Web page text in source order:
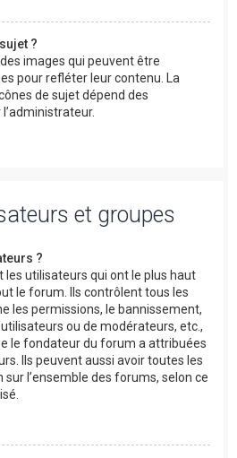
?
images qui peuvent être
pour refléter leur contenu. La
de sujet dépend des
et groupes
?
les utilisateurs qui ont le plus haut
le forum. Ils contrôlent tous les
les permissions, le bannissement,
ou de modérateurs, etc.,
le fondateur du forum a attribuées
Ils peuvent aussi avoir toutes les
l’ensemble des forums, selon ce